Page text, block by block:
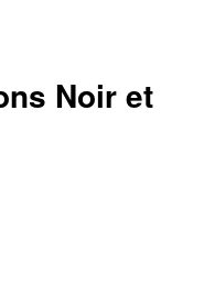
Noir et